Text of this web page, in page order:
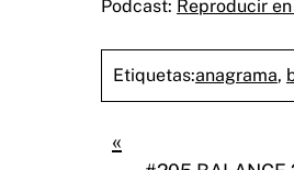
Podcast: Reproducir
Etiquetas:anagrama,
«